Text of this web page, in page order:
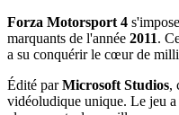
Forza Motorsport 4
marquants de l'année 2011.
a su conquérir le cœur de
Édité parMicrosoft Studios,
vidéoludique unique. Le jeu